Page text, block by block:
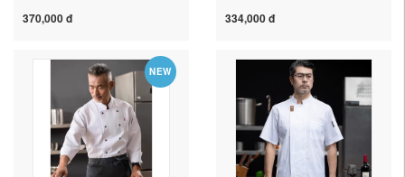
quần đầu bếp mỏng phần
quần áo bếp áo bếp nhà
hàng áo bếp nữ
370,000 đ
mùa hè phần mỏng
bếp nhà hàng khách sạn
nhà ăn quần áo làm việc
nhà bếp mẫu áo đầu bếp
ao dong phuc dau bep
334,000 đ
NEW